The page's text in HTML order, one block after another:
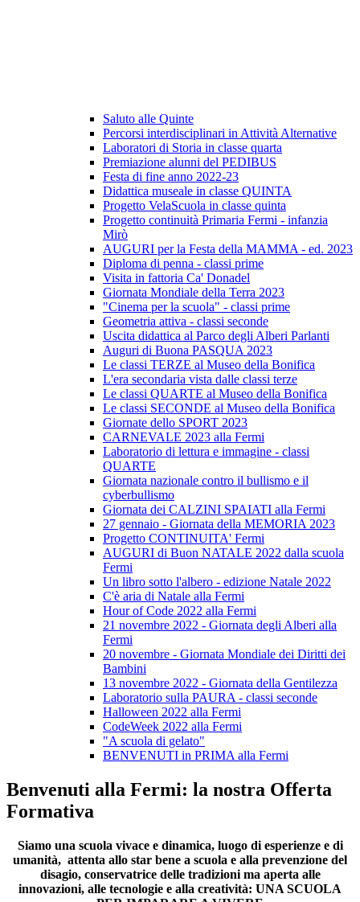
Saluto alle Quinte
Percorsi interdisciplinari in Attività Alternative
Laboratori di Storia in classe quarta
Premiazione alunni del PEDIBUS
Festa di fine anno 2022-23
Didattica museale in classe QUINTA
Progetto VelaScuola in classe quinta
Progetto continuità Primaria Fermi - infanzia
Mirò
AUGURI per la Festa della MAMMA - ed. 2023
Diploma di penna - classi prime
Visita in fattoria Ca' Donadel
Giornata Mondiale della Terra 2023
"Cinema per la scuola" - classi prime
Geometria attiva - classi seconde
Uscita didattica al Parco degli Alberi Parlanti
Auguri di Buona PASQUA 2023
Le classi TERZE al Museo della Bonifica
L'era secondaria vista dalle classi terze
Le classi QUARTE al Museo della Bonifica
Le classi SECONDE al Museo della Bonifica
Giornate dello SPORT 2023
CARNEVALE 2023 alla Fermi
Laboratorio di lettura e immagine - classi
QUARTE
Giornata nazionale contro il bullismo e il
cyberbullismo
Giornata dei CALZINI SPAIATI alla Fermi
27 gennaio - Giornata della MEMORIA 2023
Progetto CONTINUITA' Fermi
AUGURI di Buon NATALE 2022 dalla scuola
Fermi
Un libro sotto l'albero - edizione Natale 2022
C'è aria di Natale alla Fermi
Hour of Code 2022 alla Fermi
21 novembre 2022 - Giornata degli Alberi alla
Fermi
20 novembre - Giornata Mondiale dei Diritti dei
Bambini
13 novembre 2022 - Giornata della Gentilezza
Laboratorio sulla PAURA - classi seconde
Halloween 2022 alla Fermi
CodeWeek 2022 alla Fermi
"A scuola di gelato"
BENVENUTI in PRIMA alla Fermi
Benvenuti alla Fermi: la nostra Offerta
Formativa
Siamo una scuola vivace e dinamica, luogo di esperienze e di
umanità, attenta allo star bene a scuola e alla prevenzione del
disagio, conservatrice delle tradizioni ma aperta alle
innovazioni, alle tecnologie e alla creatività: UNA SCUOLA